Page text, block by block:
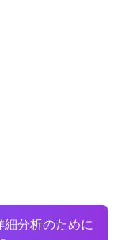
分析のために